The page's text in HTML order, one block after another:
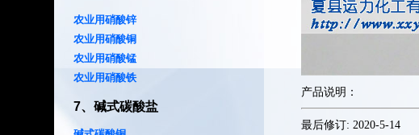
农业用硝酸锌
农业用硝酸铜
农业用硝酸锰
农业用硝酸铁
7、碱式碳酸盐
产品说明：
最后修订: 2020-5-14